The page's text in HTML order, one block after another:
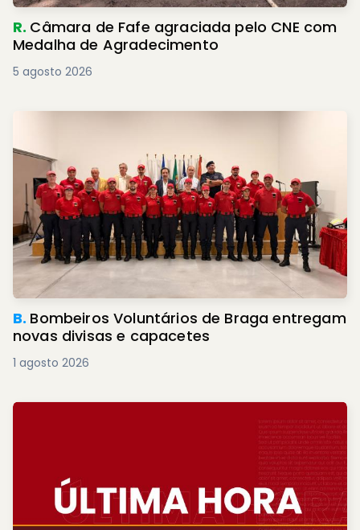
R. Câmara de Fafe agraciada pelo CNE com
Medalha de Agradecimento
5 agosto 2026
B. Bombeiros Voluntários de Braga entregam
novas divisas e capacetes
1 agosto 2026